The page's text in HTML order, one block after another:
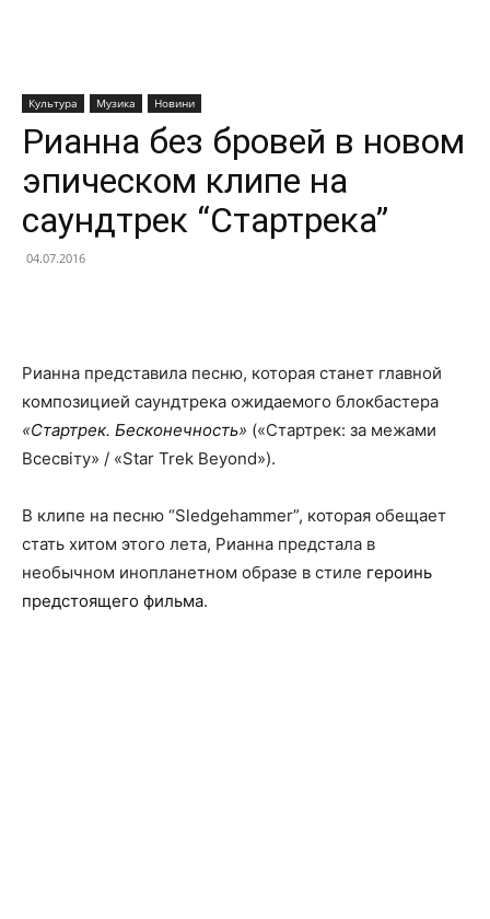
Культура Музика Новини
Рианна без бровей в новом
эпическом клипе на
саундтрек “Стартрека”
04.07.2016
Рианна представила песню, которая станет главной
композицией саундтрека ожидаемого блокбастера
«Стартрек. Бесконечность» («Стартрек: за межами
Всесвіту» / «Star Trek Beyond»).
В клипе на песню “Sledgehammer”, которая обещает
стать хитом этого лета, Рианна предстала в
необычном инопланетном образе в стиле героинь
предстоящего фильма.